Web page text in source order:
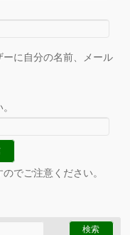
に自分の名前、メール
でご注意ください。